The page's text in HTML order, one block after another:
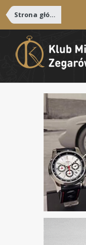
Strona główna